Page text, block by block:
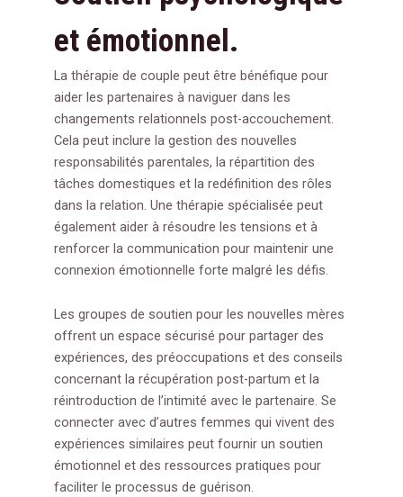
et émotionnel.
La thérapie de couple peut être bénéfique pour
aider les partenaires à naviguer dans les
changements relationnels post-accouchement.
Cela peut inclure la gestion des nouvelles
responsabilités parentales, la répartition des
tâches domestiques et la redéfinition des rôles
dans la relation. Une thérapie spécialisée peut
également aider à résoudre les tensions et à
renforcer la communication pour maintenir une
connexion émotionnelle forte malgré les défis.
Les groupes de soutien pour les nouvelles mères
offrent un espace sécurisé pour partager des
expériences, des préoccupations et des conseils
concernant la récupération post-partum et la
réintroduction de l’intimité avec le partenaire. Se
connecter avec d’autres femmes qui vivent des
expériences similaires peut fournir un soutien
émotionnel et des ressources pratiques pour
faciliter le processus de guérison.